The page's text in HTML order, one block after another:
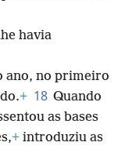
havia
ano, no primeiro
+ 18 Quando
as bases
+ introduziu as